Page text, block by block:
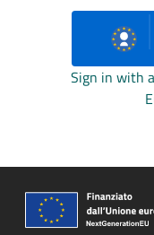
Sign in with